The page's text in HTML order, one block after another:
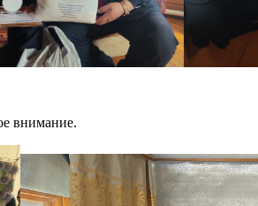
внимание.